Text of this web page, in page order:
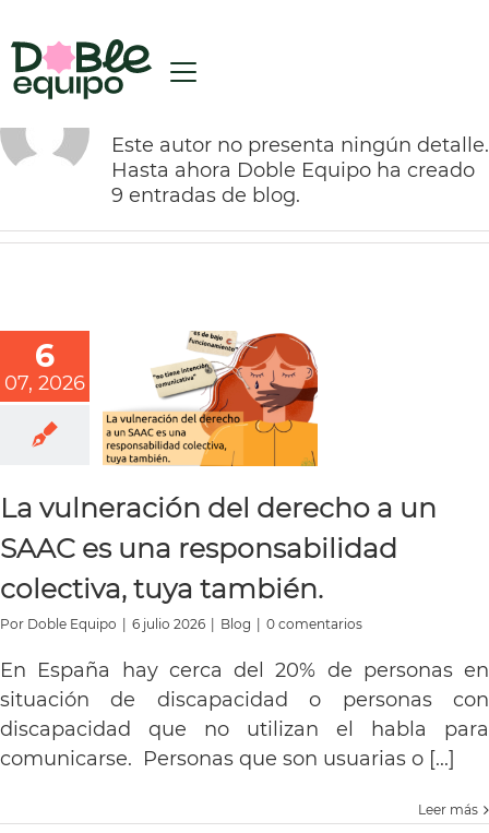
Sobre
Este autor no presenta ningún detalle.
Hasta ahora Doble Equipo ha creado
9 entradas de blog.
6
07, 2026
La vulneración del derecho a un
SAAC es una responsabilidad
colectiva, tuya también.
Por Doble Equipo 6 julio 2026 Blog 0 comentarios
En España hay cerca del 20% de personas en
situación de discapacidad o personas con
discapacidad que no utilizan el habla para
comunicarse. Personas que son usuarias o [...]
Leer más